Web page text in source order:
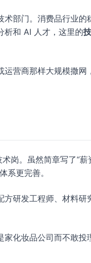
术部门。消费品行业的
析和 AI 人才，这里的
运营商那样大规模撒网
岗。虽然简章写了“薪
系更完善。
方研发工程师、材料研
家化妆品公司而不敢投